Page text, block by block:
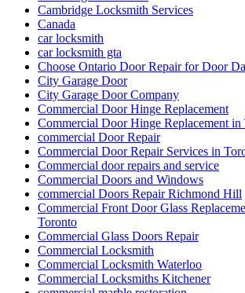
Cambridge Locksmith Services
Canada
car locksmith
car locksmith gta
Choose Ontario Door Repair for Door
City Garage Door
City Garage Door Company
Commercial Door Hinge Replacement
Commercial Door Hinge Replacement in
commercial Door Repair
Commercial Door Repair Services in
Commercial door repairs and service
Commercial Doors and Windows
commercial Doors Repair Richmond Hill
Commercial Front Door Glass
Toronto
Commercial Glass Doors Repair
Commercial Locksmith
Commercial Locksmith Waterloo
Commercial Locksmiths Kitchener